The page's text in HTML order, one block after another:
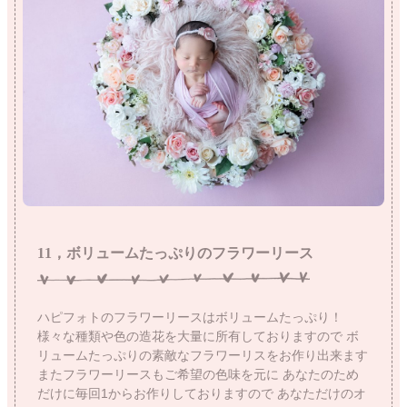
11，ボリュームたっぷりのフラワーリース
ハピフォトのフラワーリースはボリュームたっぷり！
様々な種類や色の造花を大量に所有しておりますので ボ
リュームたっぷりの素敵なフラワーリスをお作り出来ます
またフラワーリースもご希望の色味を元に あなたのため
だけに毎回1からお作りしておりますので あなただけのオ